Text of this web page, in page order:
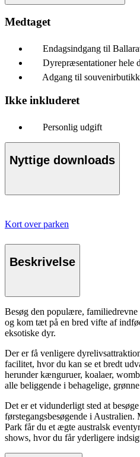
Medtaget
Endagsindgang til
Dyrepræsentationer hele
Adgang til
Ikke inkluderet
Personlig udgift
Nyttige downloads
Kort over parken
Beskrivelse
Besøg den populære,
og kom tæt på en bred vifte af
eksotiske dyr.
Der er få venligere
facilitet, hvor du kan se et bredt
herunder kænguruer, koalaer,
alle beliggende i behagelige,
Det er et vidunderligt sted at
førstegangsbesøgende i
Park får du et ægte australsk
shows, hvor du får yderligere